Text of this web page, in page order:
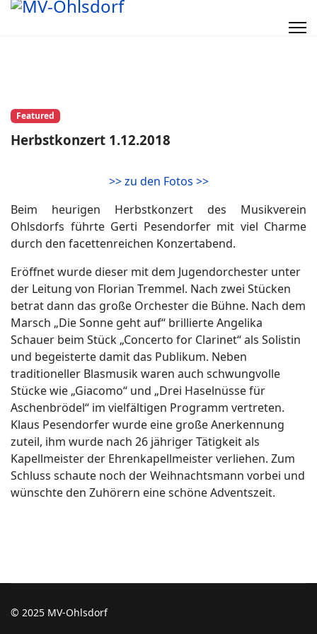
Featured
Herbstkonzert 1.12.2018
>> zu den Fotos >>
Beim heurigen Herbstkonzert des Musikverein
Ohlsdorfs führte Gerti Pesendorfer mit viel Charme
durch den facettenreichen Konzertabend.
Eröffnet wurde dieser mit dem Jugendorchester unter
der Leitung von Florian Tremmel. Nach zwei Stücken
betrat dann das große Orchester die Bühne. Nach dem
Marsch „Die Sonne geht auf“ brillierte Angelika
Schauer beim Stück „Concerto for Clarinet“ als Solistin
und begeisterte damit das Publikum. Neben
traditioneller Blasmusik waren auch schwungvolle
Stücke wie „Giacomo“ und „Drei Haselnüsse für
Aschenbrödel“ im vielfältigen Programm vertreten.
Klaus Pesendorfer wurde eine große Anerkennung
zuteil, ihm wurde nach 26 jähriger Tätigkeit als
Kapellmeister der Ehrenkapellmeister verliehen. Zum
Schluss schaute noch der Weihnachtsmann vorbei und
wünschte den Zuhörern eine schöne Adventszeit.
© 2025 MV-Ohlsdorf